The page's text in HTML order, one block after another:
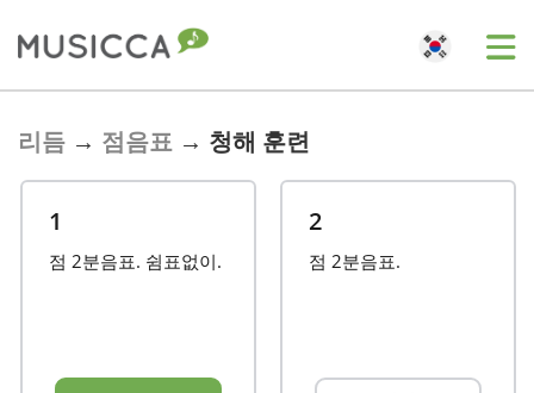
Dansk
리듬 → 점음표 → 청해 훈련
1
점 2분음표. 쉼표없이.
2
점 2분음표.